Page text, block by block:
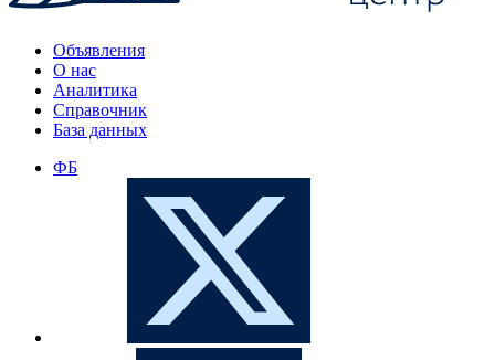
Объявления
О нас
Аналитика
Справочник
База данных
ФБ